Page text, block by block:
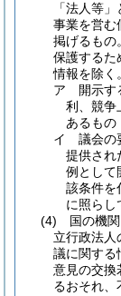
「法人等
事業を営む
掲げるもの。
保護するた
情報を除く。
ア
開示す
利、競争
あるもの
イ
議会の
提供され
例として
該条件を
に照らし
(4)
国の機
立行政法人
議に関する
意見の交換
るおそれ、